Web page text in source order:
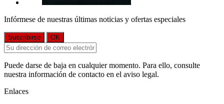
Infórmese de nuestras últimas noticias y ofertas especiales
Puede darse de baja en cualquier momento. Para ello, consulte
nuestra información de contacto en el aviso legal.
Enlaces